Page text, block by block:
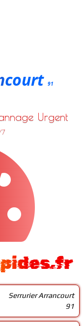
91
Urgent
7
Serrurier Arrancourt
91